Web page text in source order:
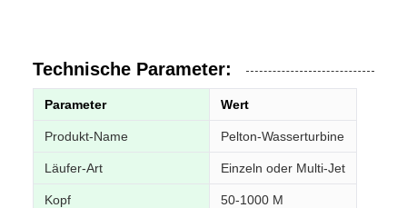
Technische Parameter:
Parameter Wert
Produkt-Name Pelton-Wasserturbine
Läufer-Art Einzeln oder Multi-Jet
Kopf 50-1000 M